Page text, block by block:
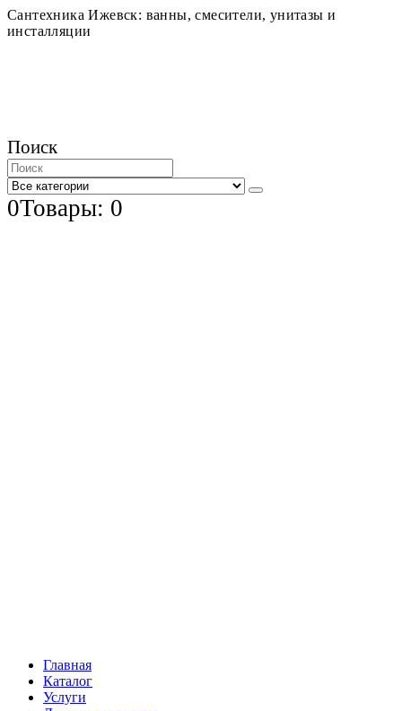
Сантехника Ижевск: ванны, смесители, унитазы и
инсталляции
Поиск
0Товары: 0
Главная
Каталог
Услуги